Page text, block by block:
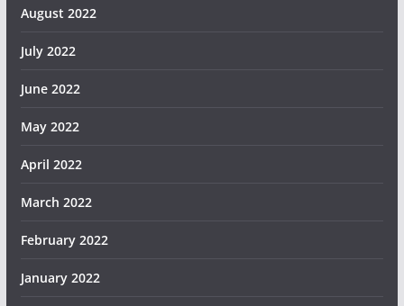
August 2022
July 2022
June 2022
May 2022
April 2022
March 2022
February 2022
January 2022